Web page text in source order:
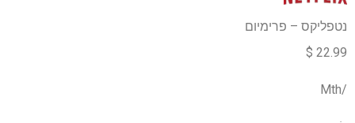
נטפליקס – פרימיום
22.99 $
/Mth